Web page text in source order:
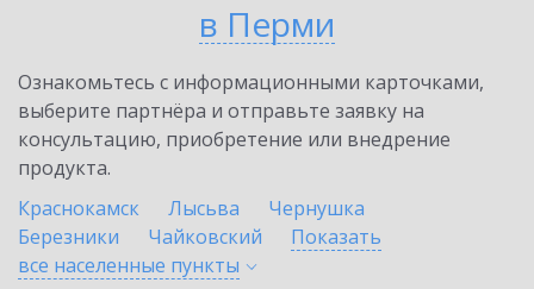
в Перми
Ознакомьтесь с информационными карточками,
выберите партнёра и отправьте заявку на
консультацию, приобретение или внедрение
продукта.
Краснокамск
Лысьва
Чернушка
Березники
Чайковский
Показать
все населенные пункты